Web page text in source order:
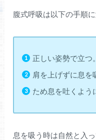
腹式呼吸は以下の手順に
正しい姿勢で立つ。
肩を上げずに息を
ため息を吐くよう
息を吸う時は自然と入